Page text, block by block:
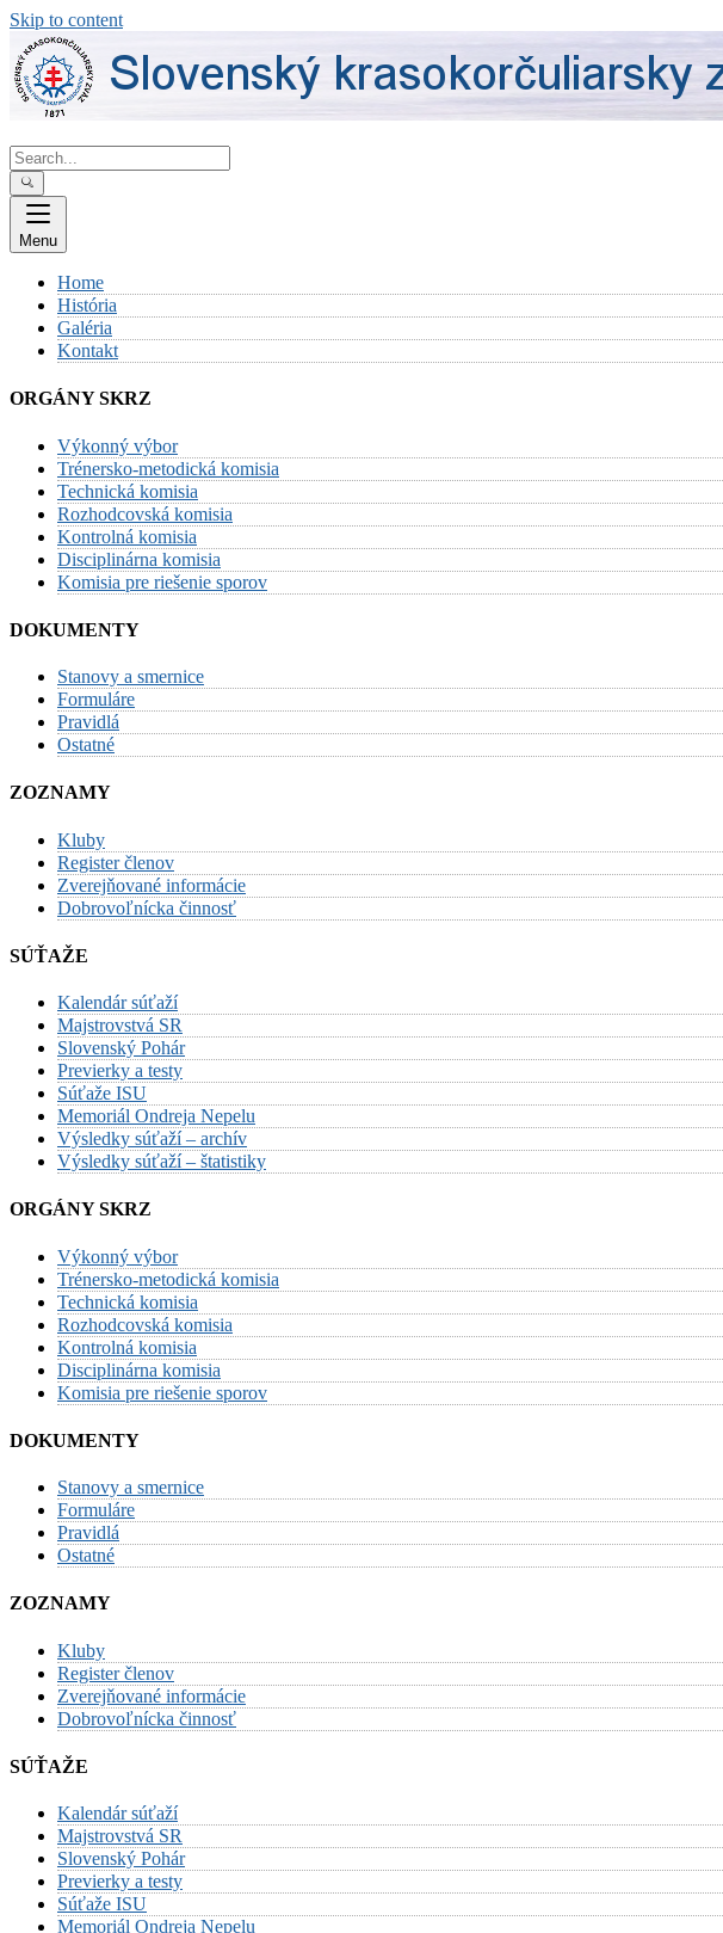
Skip to content
Menu
Home
História
Galéria
Kontakt
ORGÁNY SKRZ
Výkonný výbor
Trénersko-metodická komisia
Technická komisia
Rozhodcovská komisia
Kontrolná komisia
Disciplinárna komisia
Komisia pre riešenie sporov
DOKUMENTY
Stanovy a smernice
Formuláre
Pravidlá
Ostatné
ZOZNAMY
Kluby
Register členov
Zverejňované informácie
Dobrovoľnícka činnosť
SÚŤAŽE
Kalendár súťaží
Majstrovstvá SR
Slovenský Pohár
Previerky a testy
Súťaže ISU
Memoriál Ondreja Nepelu
Výsledky súťaží – archív
Výsledky súťaží – štatistiky
ORGÁNY SKRZ
Výkonný výbor
Trénersko-metodická komisia
Technická komisia
Rozhodcovská komisia
Kontrolná komisia
Disciplinárna komisia
Komisia pre riešenie sporov
DOKUMENTY
Stanovy a smernice
Formuláre
Pravidlá
Ostatné
ZOZNAMY
Kluby
Register členov
Zverejňované informácie
Dobrovoľnícka činnosť
SÚŤAŽE
Kalendár súťaží
Majstrovstvá SR
Slovenský Pohár
Previerky a testy
Súťaže ISU
Memoriál Ondreja Nepelu